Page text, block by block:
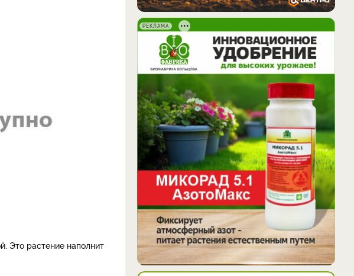
Это растение наполнит
РЕКЛАМА